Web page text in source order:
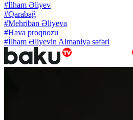
#İlham Əliyev
#Qarabağ
#Mehriban Əliyeva
#Hava proqnozu
#İlham Əliyevin Almaniya səfəri